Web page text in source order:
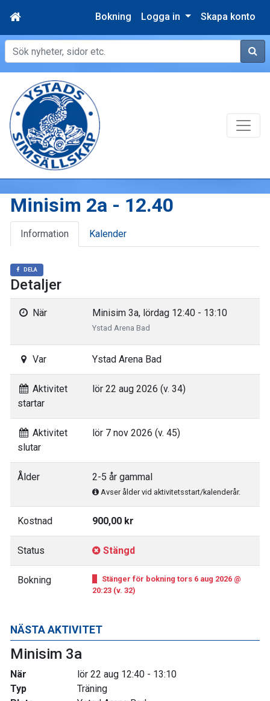
Bokning Logga in Skapa konto
Sök
NÄSTA AKTIVITET
Minisim 3a
När
lör 22 aug 12:40 - 13:10
Typ
Träning
Minisim 2a - 12.40
Information Kalender
DELA
Detaljer
När Minisim 3a, lördag 12:40 - 13:10
Ystad Arena Bad
Var Ystad Arena Bad
Aktivitet
startar
lör 22 aug 2026 (v. 34)
Aktivitet
slutar
lör 7 nov 2026 (v. 45)
Ålder 2-5 år gammal
Avser ålder vid aktivitetsstart/kalenderår.
Kostnad 900,00 kr
Status Stängd
Bokning
Stänger för bokning tors 6 aug 2026 @
20:23 (v. 32)